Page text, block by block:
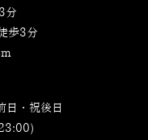
分
歩3分
日・祝後日